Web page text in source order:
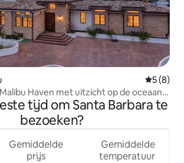
5 (8)
Haven met uitzicht op de oceaan
tijd om Santa Barbara te
bezoeken?
Gemiddelde
prijs
Gemiddelde
temperatuur